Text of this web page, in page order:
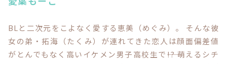
コミックパルフェ
BLと二次元をこよなく愛する恵美（めぐみ）。 そんな彼
女の弟・拓海（たくみ）が連れてきた恋人は顔面偏差値
がとんでもなく高いイケメン男子高校生で――!? 萌えるシチ